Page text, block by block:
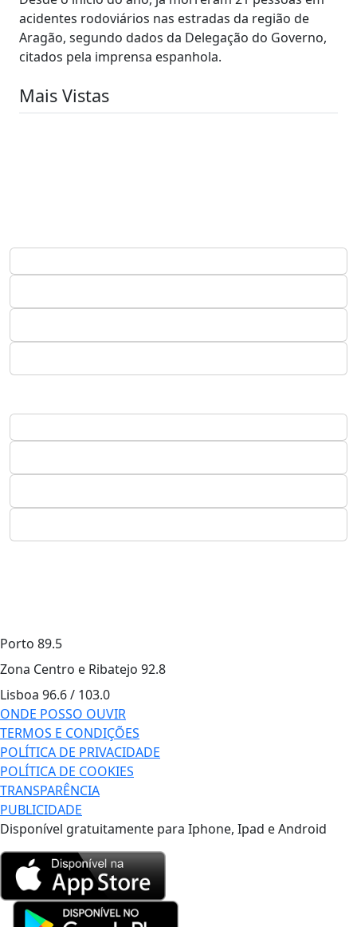
acidentes rodoviários nas estradas da região de
Aragão, segundo dados da Delegação do Governo,
citados pela imprensa espanhola.
Mais Vistas
Porto 89.5
Zona Centro e Ribatejo 92.8
Lisboa 96.6 / 103.0
ONDE POSSO OUVIR
TERMOS E CONDIÇÕES
POLÍTICA DE PRIVACIDADE
POLÍTICA DE COOKIES
TRANSPARÊNCIA
PUBLICIDADE
Disponível gratuitamente para Iphone, Ipad e Android